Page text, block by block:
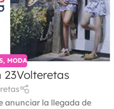
, MODA
anunciar la llegada de